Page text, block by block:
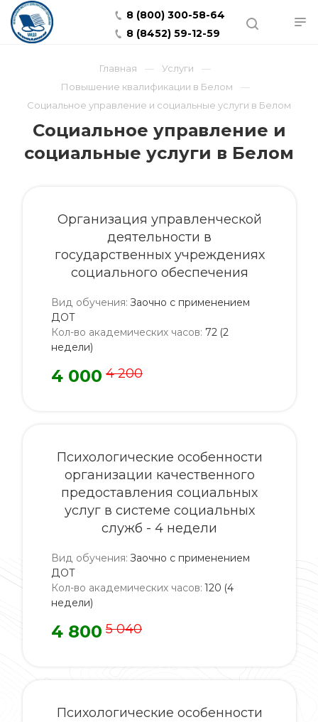
8 (800) 300-58-64
8 (8452) 59-12-59
Главная
Услуги
Повышение квалификации в Белом
Социальное управление и социальные услуги в Белом
Социальное управление и
социальные услуги в Белом
Организация управленческой
деятельности в
государственных учреждениях
социального обеспечения
Вид обучения: Заочно с применением
ДОТ
Кол-во академических часов: 72 (2
недели)
4 000 4 200
Психологические особенности
организации качественного
предоставления социальных
услуг в системе социальных
служб - 4 недели
Вид обучения: Заочно с применением
ДОТ
Кол-во академических часов: 120 (4
недели)
4 800 5 040
Психологические особенности